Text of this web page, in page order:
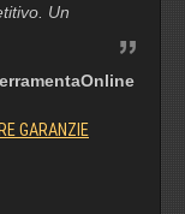
Un
GARANZIE